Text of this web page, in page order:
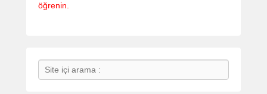
öğrenin.
Search